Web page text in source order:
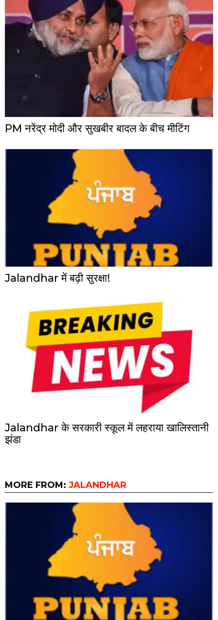
PM नरेंद्र मोदी और सुखबीर बादल के बीच मीटिंग
Jalandhar में बढ़ी सुरक्षा!
Jalandhar के सरकारी स्कूल में लहराया खालिस्तानी
झंडा
MORE FROM: JALANDHAR